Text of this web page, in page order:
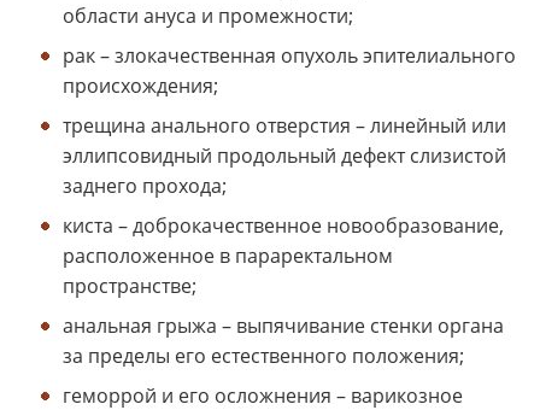
области ануса и промежности;
рак – злокачественная опухоль эпителиального
происхождения;
трещина анального отверстия – линейный или
эллипсовидный продольный дефект слизистой
заднего прохода;
киста – доброкачественное новообразование,
расположенное в параректальном
пространстве;
анальная грыжа – выпячивание стенки органа
за пределы его естественного положения;
геморрой и его осложнения – варикозное